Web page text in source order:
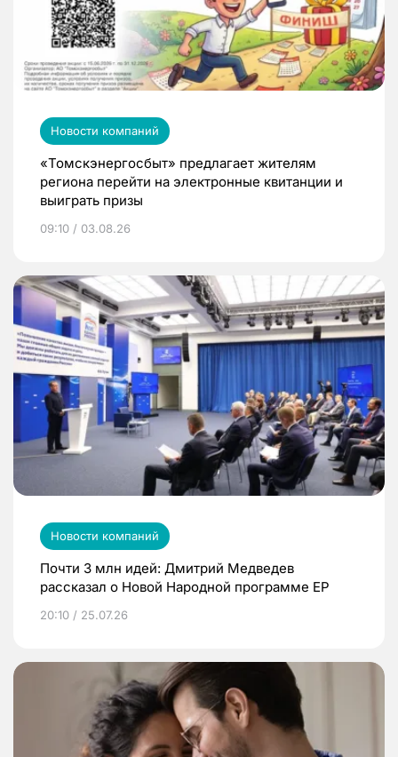
Новости компаний
«Томскэнергосбыт» предлагает жителям
региона перейти на электронные квитанции и
выиграть призы
09:10 / 03.08.26
Новости компаний
Почти 3 млн идей: Дмитрий Медведев
рассказал о Новой Народной программе ЕР
20:10 / 25.07.26